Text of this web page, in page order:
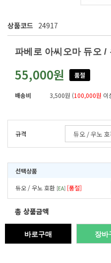
상품코드 24917
파베로 아씨오마 듀오 /
55,000원 품절
배송비 3,500원 (100,000원 이
규격
선택상품
듀오 / 우노 호환 [EA] [품절]
총 상품금액
바로구매 장바